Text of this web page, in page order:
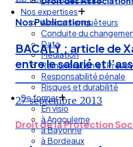
Nos expertises
Avocats enquêteurs
Conduite du
Data
Médiation
Rémunération et
Responsabilité pénale
Risques et durabilité
Se former
En visio
à Angouleme
à Bayonne
à Bordeaux
Nos Publications
BACALY : article de
entre le salarié et
27 septembre 2013
Droit de la Protection